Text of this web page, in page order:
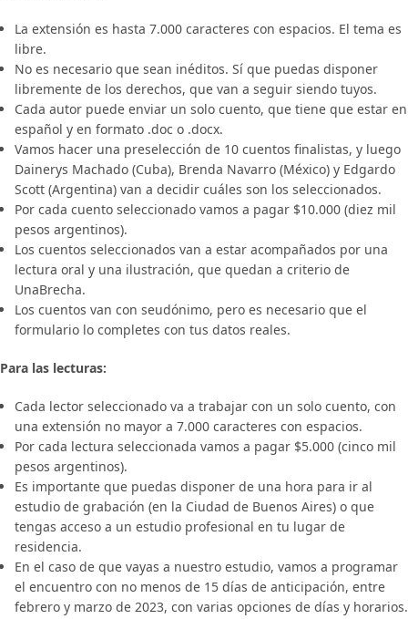
La extensión es hasta 7.000 caracteres con espacios. El tema es
libre.
No es necesario que sean inéditos. Sí que puedas disponer
libremente de los derechos, que van a seguir siendo tuyos.
Cada autor puede enviar un solo cuento, que tiene que estar en
español y en formato .doc o .docx.
Vamos hacer una preselección de 10 cuentos finalistas, y luego
Dainerys Machado (Cuba), Brenda Navarro (México) y Edgardo
Scott (Argentina) van a decidir cuáles son los seleccionados.
Por cada cuento seleccionado vamos a pagar $10.000 (diez mil
pesos argentinos).
Los cuentos seleccionados van a estar acompañados por una
lectura oral y una ilustración, que quedan a criterio de
UnaBrecha.
Los cuentos van con seudónimo, pero es necesario que el
formulario lo completes con tus datos reales.
Para las lecturas:
Cada lector seleccionado va a trabajar con un solo cuento, con
una extensión no mayor a 7.000 caracteres con espacios.
Por cada lectura seleccionada vamos a pagar $5.000 (cinco mil
pesos argentinos).
Es importante que puedas disponer de una hora para ir al
estudio de grabación (en la Ciudad de Buenos Aires) o que
tengas acceso a un estudio profesional en tu lugar de
residencia.
En el caso de que vayas a nuestro estudio, vamos a programar
el encuentro con no menos de 15 días de anticipación, entre
febrero y marzo de 2023, con varias opciones de días y horarios.